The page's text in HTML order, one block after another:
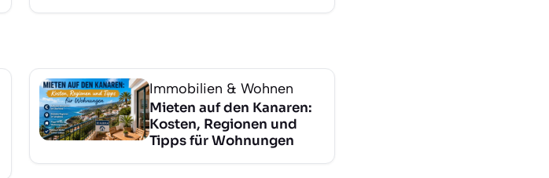
Immobilien & Wohnen
Mieten auf den Kanaren:
Kosten, Regionen und
Tipps für Wohnungen